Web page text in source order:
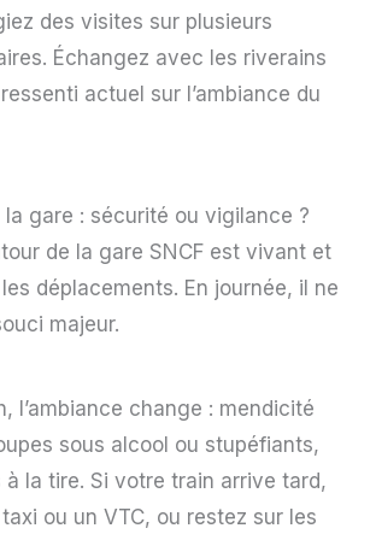
des visites sur plusieurs
Échangez avec les riverains
actuel sur l’ambiance du
la gare : sécurité ou vigilance ?
de la gare SNCF est vivant et
déplacements. En journée, il ne
majeur.
l’ambiance change : mendicité
sous alcool ou stupéfiants,
à la tire. Si votre train arrive tard,
ou un VTC, ou restez sur les